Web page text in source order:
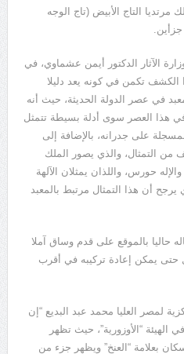
مرتديا التاج الأبيض (تاج الوجه
الآثار الدكتور أيمن عشماوي، في
الكشف تكمن في كونه يعد دليلا
في عصر الدولة الحديثة، حيث أنه
هذا العصر سوى أدلة بسيطة تتمثل
على جدرانه، بالإضافة إلى
التمثال، والذي يصور الملك
حورس، واللذان يمثلان الآلهة
يرجح أن هذا التمثال مرتبط بالمعبد
حاليا بالموقع على قدم وساق آملا
يمكن إعادة تركيبه في أقرب
لمصر العليا محمد عبد البديع “إن
الهيئة “الأوزورية”، حيث تظهر
بعلامة “العنخ” ويظهر جزء من